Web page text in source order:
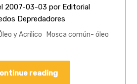
2007-03-03 por Editorial
Depredadores
y Acrílico Mosca común- óleo
reading